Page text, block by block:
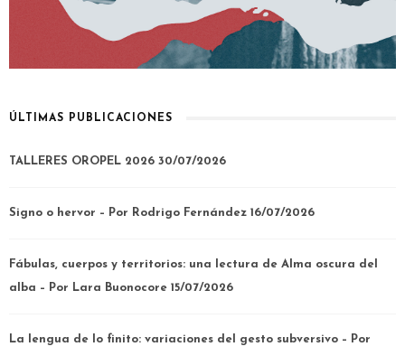
ÚLTIMAS PUBLICACIONES
TALLERES OROPEL 2026 30/07/2026
Signo o hervor – Por Rodrigo Fernández 16/07/2026
Fábulas, cuerpos y territorios: una lectura de Alma oscura del
alba – Por Lara Buonocore 15/07/2026
La lengua de lo finito: variaciones del gesto subversivo – Por